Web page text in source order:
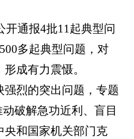
开通报4批11起典型问
多起典型问题，对
成有力震慑。
强烈的突出问题，专题
破解急功近利、盲目
央和国家机关部门克